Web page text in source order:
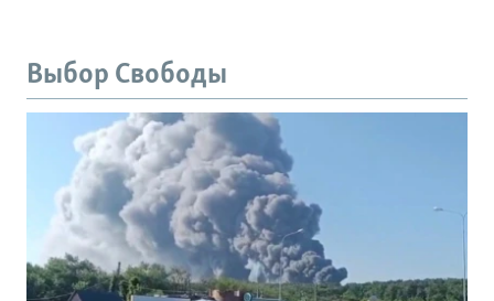
Выбор Свободы